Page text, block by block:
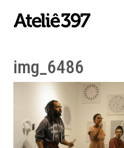
img_6486